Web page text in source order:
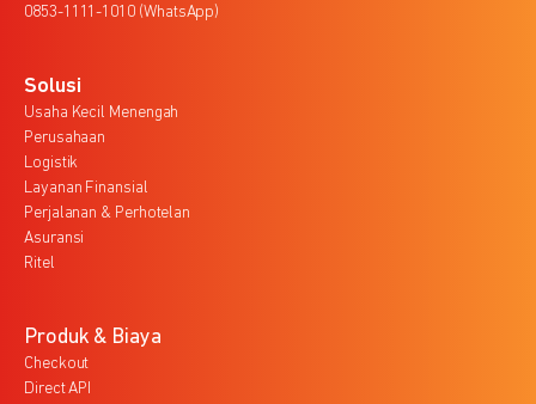
0853-1111-1010 (WhatsApp)
Solusi
Usaha Kecil Menengah
Perusahaan
Logistik
Layanan Finansial
Perjalanan & Perhotelan
Asuransi
Ritel
Produk & Biaya
Checkout
Direct API